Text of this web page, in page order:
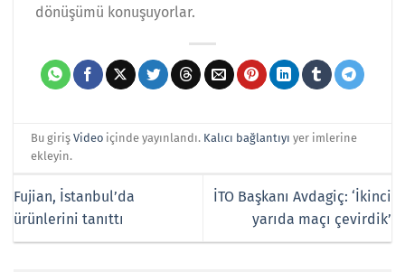
dönüşümü konuşuyorlar.
Bu girişVideo içinde yayınlandı. Kalıcı bağlantıyı yer imlerine
ekleyin.
Fujian, İstanbul’da
ürünlerini tanıttı
İTO Başkanı Avdagiç: ‘İkinci
yarıda maçı çevirdik’